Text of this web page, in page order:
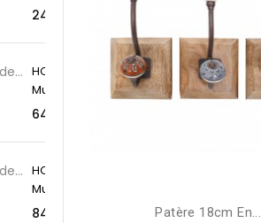
Preis
24,95 €
HORLOGE
Murale...
Preis
64,95 €
HORLOGE
Murale...
Preis
84,95 €
Patère 18cm En...